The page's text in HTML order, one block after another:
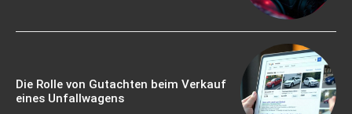
Die Rolle von Gutachten beim Verkauf
eines Unfallwagens